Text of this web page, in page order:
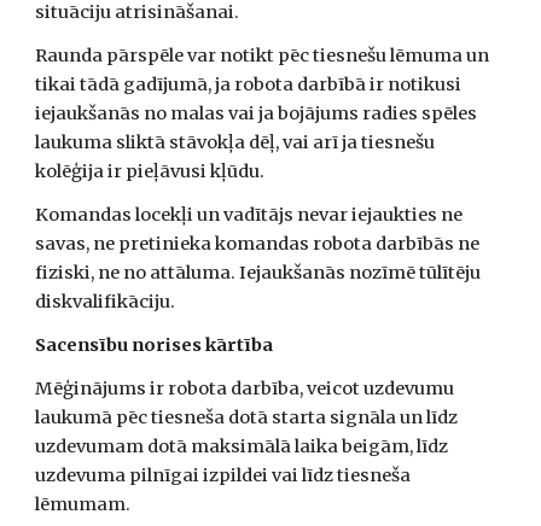
situāciju atrisināšanai.
Raunda pārspēle var notikt pēc tiesnešu lēmuma un
tikai tādā gadījumā, ja robota darbībā ir notikusi
iejaukšanās no malas vai ja bojājums radies spēles
laukuma sliktā stāvokļa dēļ, vai arī ja tiesnešu
kolēģija ir pieļāvusi kļūdu.
Komandas locekļi un vadītājs nevar iejaukties ne
savas, ne pretinieka komandas robota darbībās ne
fiziski, ne no attāluma. Iejaukšanās nozīmē tūlītēju
diskvalifikāciju.
Sacensību norises kārtība
Mēģinājums ir robota darbība, veicot uzdevumu
laukumā pēc tiesneša dotā starta signāla un līdz
uzdevumam dotā maksimālā laika beigām, līdz
uzdevuma pilnīgai izpildei vai līdz tiesneša
lēmumam.